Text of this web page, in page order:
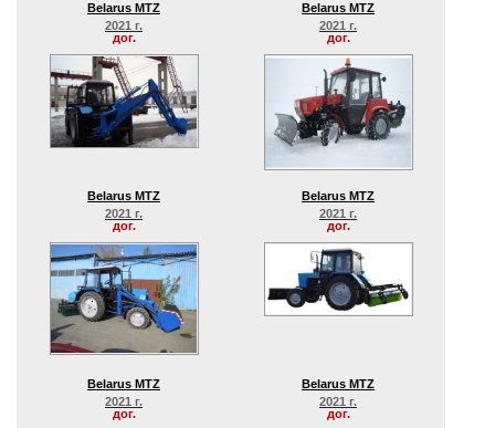
Belarus MTZ
2021 г.
дог.
Belarus MTZ
2021 г.
дог.
Belarus MTZ
2021 г.
дог.
Belarus MTZ
2021 г.
дог.
Belarus MTZ
2021 г.
дог.
Belarus MTZ
2021 г.
дог.